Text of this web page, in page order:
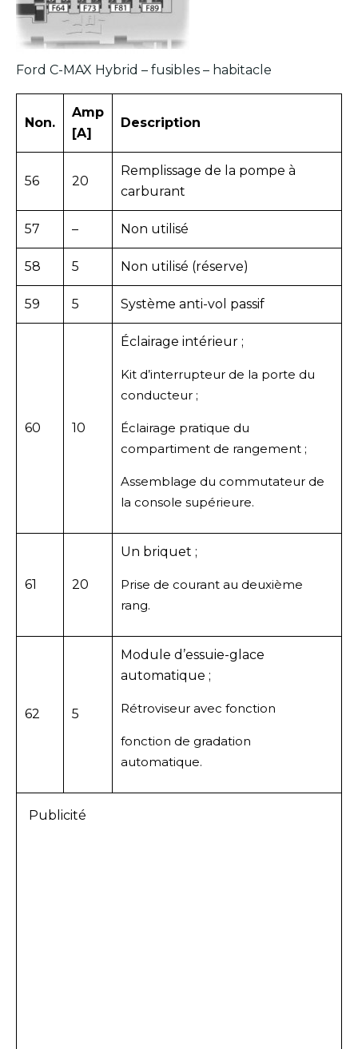
Ford C-MAX Hybrid – fusibles – habitacle
Non.
Amp
[A]
Description
56 20
Remplissage de la pompe à
carburant
57 – Non utilisé
58 5 Non utilisé (réserve)
59 5 Système anti-vol passif
60 10
Éclairage intérieur ;
Kit d’interrupteur de la porte du
conducteur ;
Éclairage pratique du
compartiment de rangement ;
Assemblage du commutateur de
la console supérieure.
61 20
Un briquet ;
Prise de courant au deuxième
rang.
62 5
Module d’essuie-glace
automatique ;
Rétroviseur avec fonction
fonction de gradation
automatique.
Publicité